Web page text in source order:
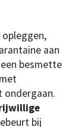
aan
besmette
ondergaan.
bij